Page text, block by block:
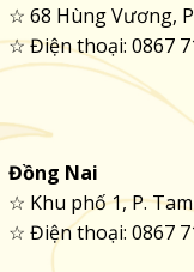
☆ 68 Hùng Vương,
☆ Điện thoại: 0867
Đồng Nai
☆ Khu phố 1, P.
☆ Điện thoại: 0867